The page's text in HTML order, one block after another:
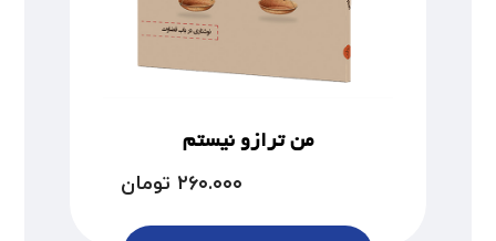
من ترازو نیستم
۲۶۰.۰۰۰ تومان